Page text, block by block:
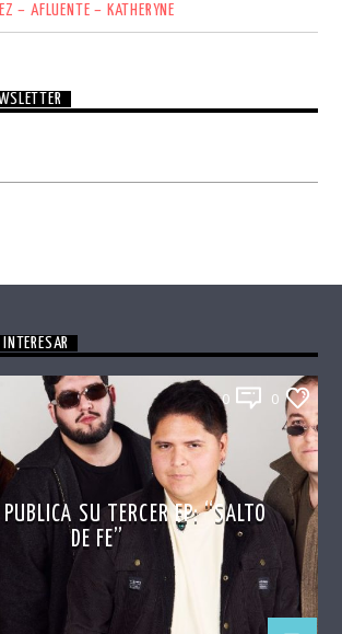
– AFLUENTE – KATHERYNE
0 0
SU TERCER EP: “SALTO
DE FE”